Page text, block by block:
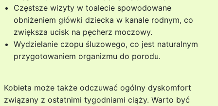
Częstsze wizyty w toalecie spowodowane
obniżeniem główki dziecka w kanale rodnym, co
zwiększa ucisk na pęcherz moczowy.
Wydzielanie czopu śluzowego, co jest naturalnym
przygotowaniem organizmu do porodu.
Kobieta może także odczuwać ogólny dyskomfort
związany z ostatnimi tygodniami ciąży. Warto być